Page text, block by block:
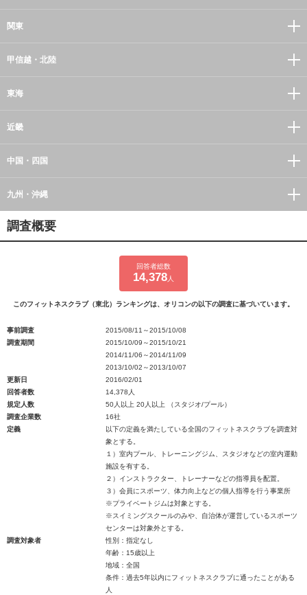
関東
甲信越・北陸
東海
近畿
中国・四国
九州・沖縄
調査概要
回答者総数
14,378 人
このフィットネスクラブ（東北）ランキングは、オリコンの以下の調査に基づいています。
事前調査
2015/08/11～2015/10/08
調査期間
2015/10/09～2015/10/21
2014/11/06～2014/11/09
2013/10/02～2013/10/07
更新日
2016/02/01
回答者数
14,378人
規定人数
50人以上 20人以上 （スタジオ/プール）
調査企業数
16社
定義
以下の定義を満たしている全国のフィットネスクラブを調査対
象とする。
１）室内プール、トレーニングジム、スタジオなどの室内運動
施設を有する。
２）インストラクター、トレーナーなどの指導員を配置。
３）会員にスポーツ、体力向上などの個人指導を行う事業所
※プライベートジムは対象とする。
※スイミングスクールのみや、自治体が運営しているスポーツ
センターは対象外とする。
調査対象者
性別：指定なし
年齢：15歳以上
地域：全国
条件：過去5年以内にフィットネスクラブに通ったことがある
人